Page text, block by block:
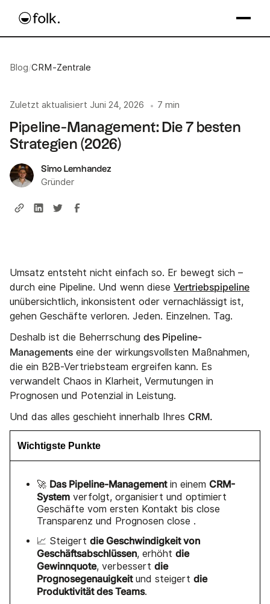
Blog/CRM-Zentrale
Zuletzt aktualisiert Juni 24, 2026 • 7 min
Pipeline-Management: Die 7 besten
Strategien (2026)
Simo Lemhandez
Gründer
Umsatz entsteht nicht einfach so. Er bewegt sich –
durch eine Pipeline. Und wenn diese Vertriebspipeline
unübersichtlich, inkonsistent oder vernachlässigt ist,
gehen Geschäfte verloren. Jeden. Einzelnen. Tag.
Deshalb ist die Beherrschung des Pipeline-
Managements eine der wirkungsvollsten Maßnahmen,
die ein B2B-Vertriebsteam ergreifen kann. Es
verwandelt Chaos in Klarheit, Vermutungen in
Prognosen und Potenzial in Leistung.
Und das alles geschieht innerhalb Ihres CRM.
Wichtigste Punkte
🚀 Das Pipeline-Managementin einem CRM-
System verfolgt, organisiert und optimiert
Geschäfte vom ersten Kontakt bis close
Transparenz und Prognosen close .
📈 Steigert die Geschwindigkeit von
Geschäftsabschlüssen, erhöht die
Gewinnquote, verbessert die
Prognosegenauigkeitund steigert die
Produktivität des Teams.